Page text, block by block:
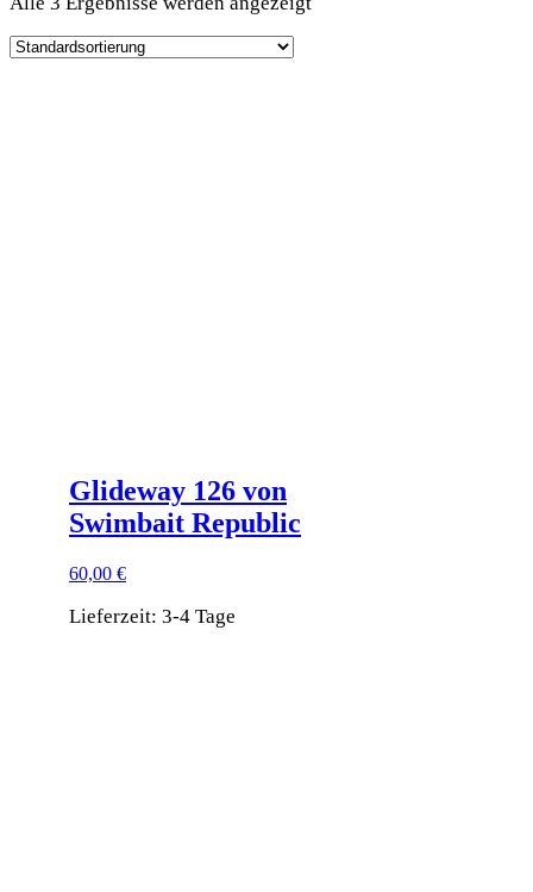
Glideway 126 von
Swimbait Republic
60,00 €
Lieferzeit: 3-4 Tage